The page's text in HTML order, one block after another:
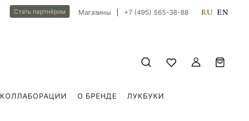
Стать партнёром Магазины +7 (495) 565-38-88 RU EN
КОЛЛАБОРАЦИИ О БРЕНДЕ ЛУКБУКИ